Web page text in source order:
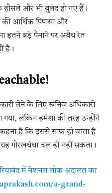
और भी बुलंद हो गए हैं।
की आर्थिक पिपासा और
इतने बड़े पैमाने पर अवैध रेत
है।
लेने के लिए खनिज अधिकारी
गया, लेकिन हमेशा की तरह उन्होंने
कहना है कि इससे साफ़ हो जाता है
गोरखधंधा चल ही नहीं सकता।
में नेशनल लोक अदालत का
a-grand-